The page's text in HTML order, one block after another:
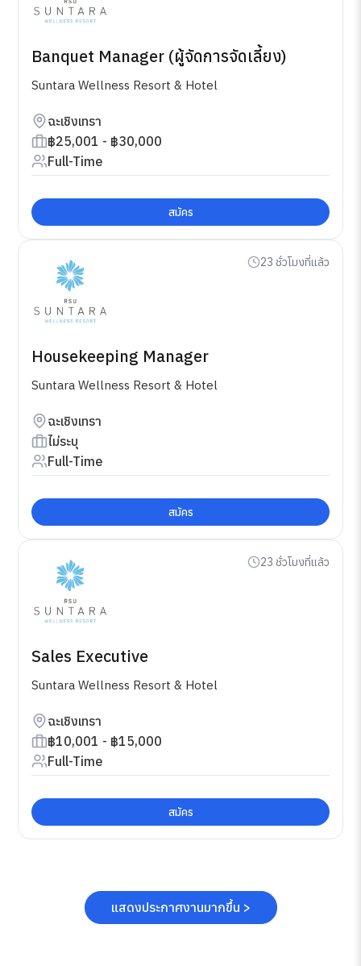
Banquet Manager (ผู้จัดการจัดเลี้ยง)
Suntara Wellness Resort & Hotel
ฉะเชิงเทรา
฿25,001 - ฿30,000
Full-Time
สมัคร
23 ชั่วโมงที่แล้ว
Housekeeping Manager
Suntara Wellness Resort & Hotel
ฉะเชิงเทรา
ไม่ระบุ
Full-Time
สมัคร
23 ชั่วโมงที่แล้ว
Sales Executive
Suntara Wellness Resort & Hotel
ฉะเชิงเทรา
฿10,001 - ฿15,000
Full-Time
สมัคร
แสดงประกาศงานมากขึ้น >